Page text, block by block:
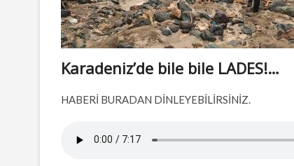
Karadeniz’de bile bile LADES!…
HABERİ BURADAN DİNLEYEBİLİRSİNİZ.